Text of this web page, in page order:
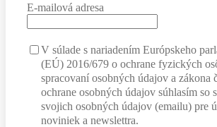
E-mailová adresa
V súlade s nariadením Európskeho
(EÚ) 2016/679 o ochrane fyzických
spracovaní osobných údajov a zákona
ochrane osobných údajov súhlasím so
svojich osobných údajov (emailu) pre
noviniek a newslettra.